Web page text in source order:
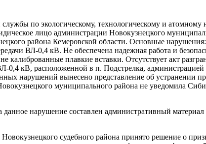
по экологическому, технологическому и атомному
лицо администрации Новокузнецкого
района Кемеровской области. Основные
ВЛ-0,4 кВ. Не обеспечена надежная работа и
калиброванные плавкие вставки. Отсутствует акт
0,4 кВ, расположенной в п. Подстрелка,
нарушений вынесено представление об устранении
муниципального района не уведомила
данное нарушение составлен административный
судебного района принято решение о